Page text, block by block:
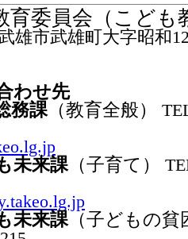
育委員会（こども
雄市武雄町大字昭和
わせ先
務課（教育全般）
未来課（子育て）
未来課（子どもの貧